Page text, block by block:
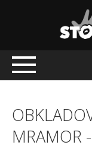
PRODUKTY
Kamenný
MRAMOR -